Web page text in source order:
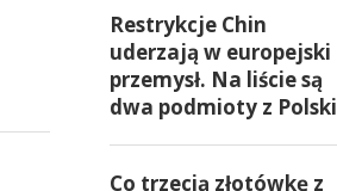
Restrykcje Chin
uderzają w europejski
przemysł. Na liście są
dwa podmioty z Polski
Co trzecią złotówkę z